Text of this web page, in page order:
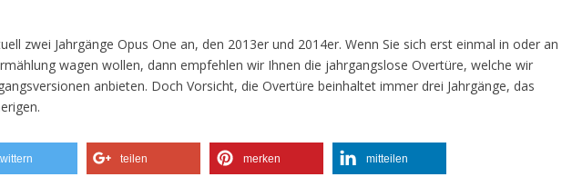
zwei Jahrgänge Opus One an, den 2013er und 2014er. Wenn Sie sich erst einmal in oder an
wagen wollen, dann empfehlen wir Ihnen die jahrgangslose Overtüre, welche wir
anbieten. Doch Vorsicht, die Overtüre beinhaltet immer drei Jahrgänge, das
teilen merken mitteilen